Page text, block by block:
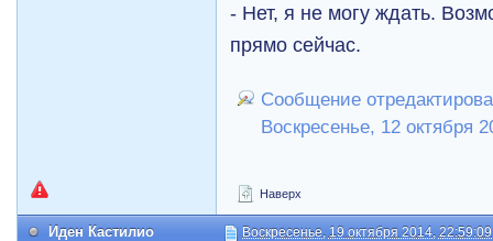
- Нет, я не могу ждать.
прямо сейчас.
Сообщение
Воскресенье, 12 октября
Наверх
Иден Кастилио Воскресенье, 19 октября 2014, 22:59:09